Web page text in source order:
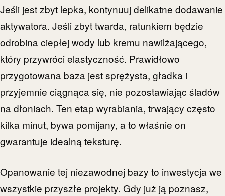
Jeśli jest zbyt lepka, kontynuuj delikatne dodawanie
aktywatora. Jeśli zbyt twarda, ratunkiem będzie
odrobina ciepłej wody lub kremu nawilżającego,
który przywróci elastyczność. Prawidłowo
przygotowana baza jest sprężysta, gładka i
przyjemnie ciągnąca się, nie pozostawiając śladów
na dłoniach. Ten etap wyrabiania, trwający często
kilka minut, bywa pomijany, a to właśnie on
gwarantuje idealną teksturę.
Opanowanie tej niezawodnej bazy to inwestycja we
wszystkie przyszłe projekty. Gdy już ją poznasz,